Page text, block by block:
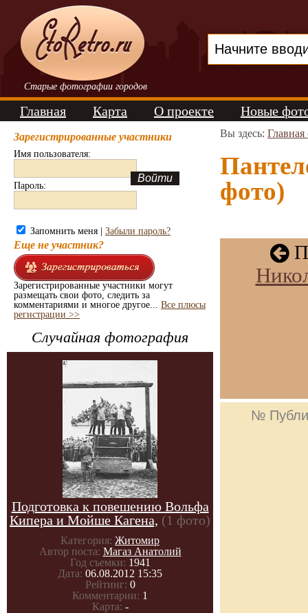
Старые фотографии городов
Главная Карта О проекте Новые
Зарегистрированные участники
Имя пользователя:
Пароль:
Запомнить меня | Забыли пароль?
Еще не участник?
Зарегистрированные участники могут
размещать свои фото, следить за
комментариями и многое другое... Все плюсы
регистрации >>
Случайная фотография
Подготовка к повешению Вольфа
Кипера и Мойше Кагена, (1 фото)
Категория: Житомир
Автор поста: Магаз Анатолий
Год съемки: 1941
Дата: 06.08.2012 15:35
Рейтинг: 0
Комментарии: 1
Карта: -
Вы здесь: Главная
фото)
№